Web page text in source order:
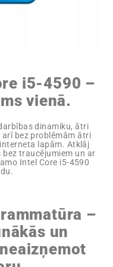
i5-4590 –
vienā.
dinamiku, ātri
bez problēmām ātri
lapām. Atklāj
traucējumiem un ar
Intel Core i5-4590
–
un